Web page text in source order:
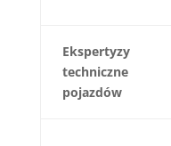
Ekspertyzy
techniczne
pojazdów